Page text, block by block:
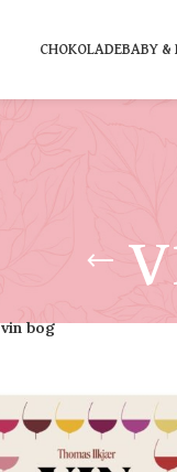
CHOKOLADEBABY &
vin bog